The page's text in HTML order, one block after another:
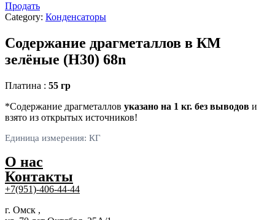
Продать
Category: Конденсаторы
Содержание драгметаллов в КМ
зелёные (Н30) 68n
Платина : 55 гр
*Содержание драгметаллов указано на 1 кг. без выводов и
взято из открытых источников!
Единица измерения: КГ
О нас
Контакты
+7(951)-406-44-44
г. Омск ,